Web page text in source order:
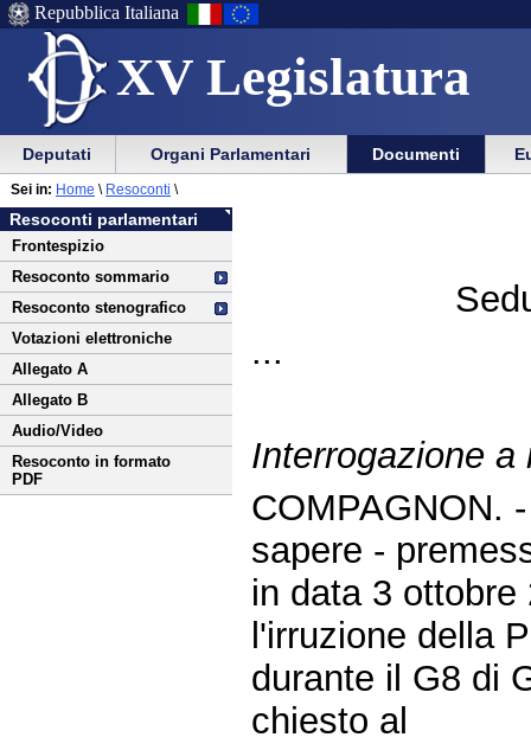
XV Legislatura
Menu
di
ausilio
alla
navigazione
Vai
Menu
di
navigazione
principale
Repubblica Italiana
Menu
di
navigazione
principale
Vai
menu
di
sezione
Deputati Organi Parlamentari Documenti
Vai
al
contenuto
Resoconti parlamentari
Frontespizio
Resoconto sommario
Resoconto stenografico
Votazioni elettroniche
Allegato A
Allegato B
Audio/Video
Resoconto in formato
PDF
Sei in: Home \ Resoconti \
...
Interrogazione a
COMPAGNON.
sapere -
in data 3
l'irruzione della
durante il G8 di
chiesto al